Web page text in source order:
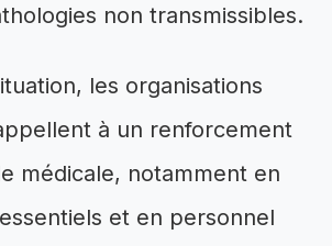
non transmissibles.
les organisations
à un renforcement
médicale, notamment en
et en personnel